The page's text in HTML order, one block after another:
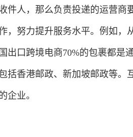
件人，那么负责投递的运营商
，努力提升服务水平。例如，
出口跨境电商70%的包裹都是
括香港邮政、新加坡邮政等。
企业。